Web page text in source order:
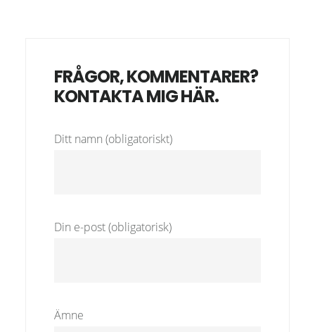
FRÅGOR, KOMMENTARER?
KONTAKTA MIG HÄR.
Ditt namn (obligatoriskt)
Din e-post (obligatorisk)
Ämne